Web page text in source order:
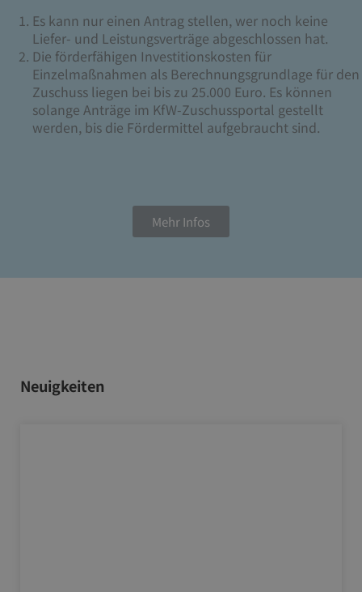
Es kann nur einen Antrag stellen, wer noch keine
Liefer- und Leistungsverträge abgeschlossen hat.
Die förderfähigen Investitionskosten für
Einzelmaßnahmen als Berechnungsgrundlage für den
Zuschuss liegen bei bis zu 25.000 Euro. Es können
solange Anträge im KfW-Zuschussportal gestellt
werden, bis die Fördermittel aufgebraucht sind.
Mehr Infos
Neuigkeiten